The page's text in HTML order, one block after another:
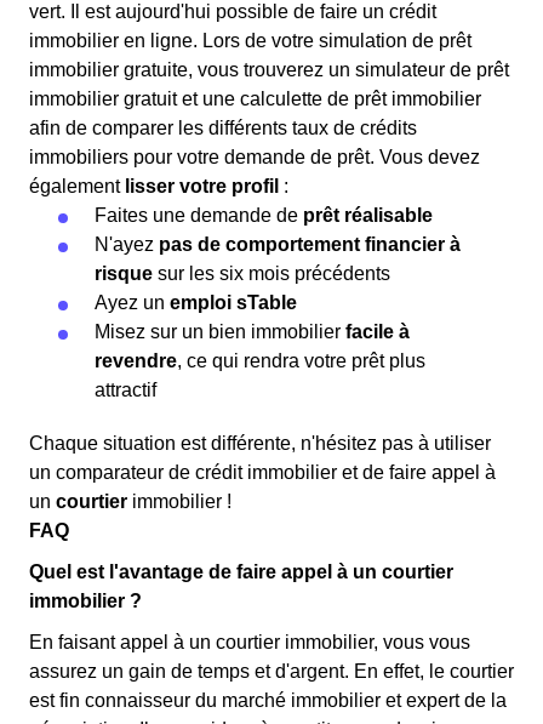
vert. Il est aujourd'hui possible de faire un crédit
immobilier en ligne. Lors de votre simulation de prêt
immobilier gratuite, vous trouverez un simulateur de prêt
immobilier gratuit et une calculette de prêt immobilier
afin de comparer les différents taux de crédits
immobiliers pour votre demande de prêt. Vous devez
également lisser votre profil :
Faites une demande de prêt réalisable
N'ayez pas de comportement financier à
risque sur les six mois précédents
Ayez un emploi sTable
Misez sur un bien immobilier facile à
revendre, ce qui rendra votre prêt plus
attractif
Chaque situation est différente, n'hésitez pas à utiliser
un comparateur de crédit immobilier et de faire appel à
un courtier immobilier !
FAQ
Quel est l'avantage de faire appel à un courtier
immobilier ?
En faisant appel à un courtier immobilier, vous vous
assurez un gain de temps et d'argent. En effet, le courtier
est fin connaisseur du marché immobilier et expert de la